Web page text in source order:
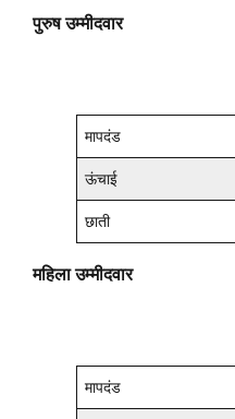
पुरुष उम्मीदवार
मापदंड
ऊंचाई
छाती
महिला उम्मीदवार
मापदंड